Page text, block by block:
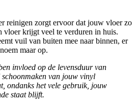
reinigen zorgt ervoor dat jouw vloer zo
vloer krijgt veel te verduren in huis.
vuil van buiten mee naar binnen, er
maar op.
invloed op de levensduur van
van jouw vinyl
ondanks het vele gebruik, jouw
staat blijft.